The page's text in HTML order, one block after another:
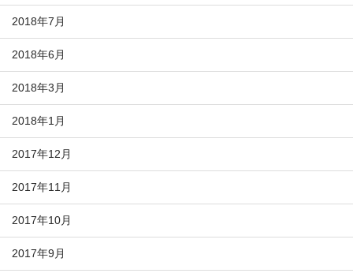
2018年7月
2018年6月
2018年3月
2018年1月
2017年12月
2017年11月
2017年10月
2017年9月